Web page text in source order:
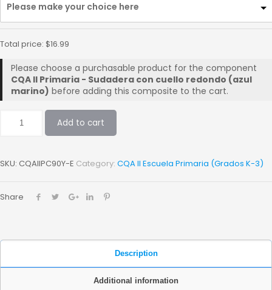
Please make your choice here
Total price: $16.99
Please choose a purchasable product for the component
CQA II Primaria - Sudadera con cuello redondo (azul
marino) before adding this composite to the cart.
Add to cart
SKU: CQAIIPC90Y-E Category: CQA II Escuela Primaria (Grados K-3)
Share
Description
Additional information